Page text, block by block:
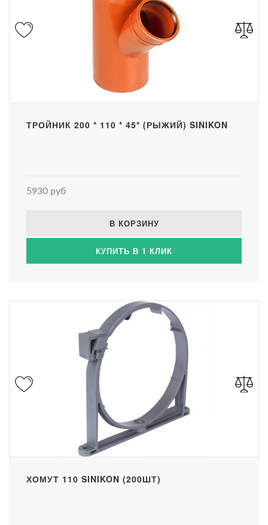
ТРОЙНИК 200 * 110 * 45* (РЫЖИЙ) SINIKON
5930 руб
В КОРЗИНУ
КУПИТЬ В 1 КЛИК
ХОМУТ 110 SINIKON (200ШТ)